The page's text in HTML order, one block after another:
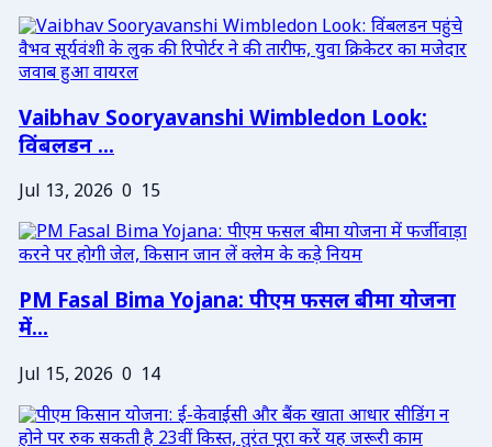
Vaibhav Sooryavanshi Wimbledon Look:
विंबलडन ...
Jul 13, 2026 0 15
PM Fasal Bima Yojana: पीएम फसल बीमा योजना
में...
Jul 15, 2026 0 14